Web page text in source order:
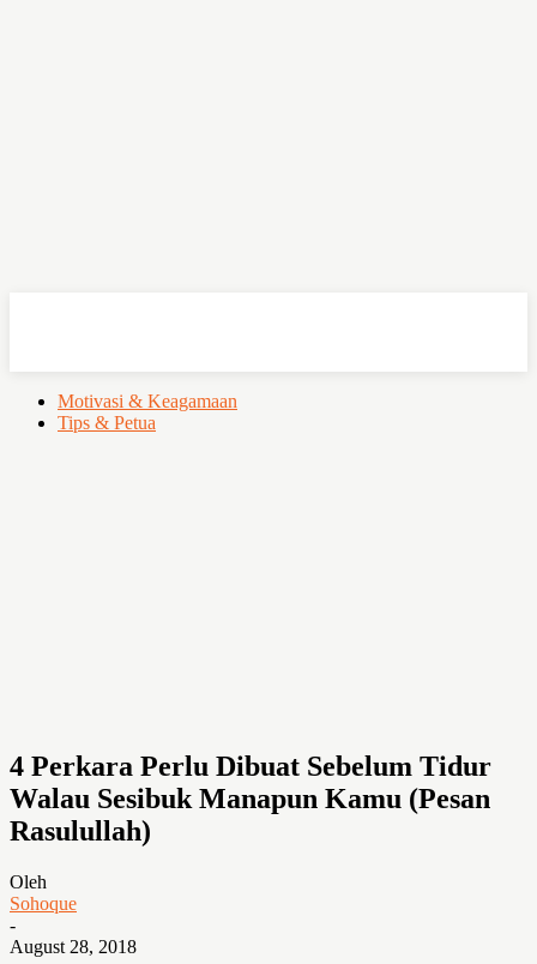
Motivasi & Keagamaan
Tips & Petua
4 Perkara Perlu Dibuat Sebelum Tidur
Walau Sesibuk Manapun Kamu (Pesan
Rasulullah)
Oleh
Sohoque
-
August 28, 2018